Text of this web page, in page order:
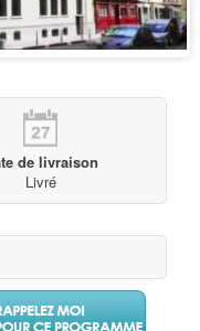
de livraison
Livré